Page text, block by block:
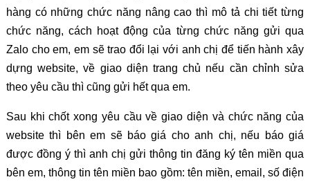
hàng có những chức năng nâng cao thì mô tả chi tiết từng
chức năng, cách hoạt động của từng chức năng gửi qua
Zalo cho em, em sẽ trao đổi lại với anh chị để tiến hành xây
dựng website, về giao diện trang chủ nếu cần chỉnh sửa
theo yêu cầu thì cũng gửi hết qua em.
Sau khi chốt xong yêu cầu về giao diện và chức năng của
website thì bên em sẽ báo giá cho anh chị, nếu báo giá
được đồng ý thì anh chị gửi thông tin đăng ký tên miền qua
bên em, thông tin tên miền bao gồm: tên miền, email, số điện